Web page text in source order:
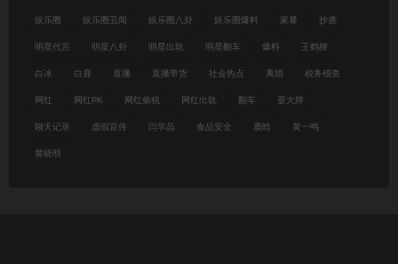
娱乐圈 娱乐圈丑闻 娱乐圈八卦 娱乐圈爆料 家暴 抄袭
明星代言 明星八卦 明星出轨 明星翻车 爆料 王鹤棣
白冰 白鹿 直播 直播带货 社会热点 离婚 税务稽查
网红 网红PK 网红偷税 网红出轨 翻车 耍大牌
聊天记录 虚假宣传 闫学晶 食品安全 鹿晗 黄一鸣
黄晓明